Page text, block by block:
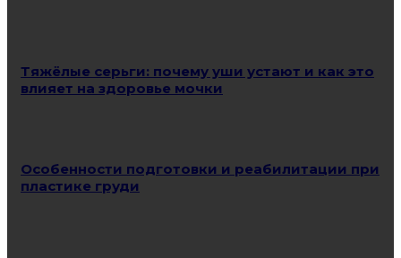
Тяжёлые серьги: почему уши устают и как это
влияет на здоровье мочки
Особенности подготовки и реабилитации при
пластике груди